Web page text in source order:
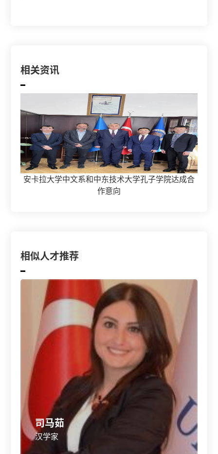
相关资讯
安卡拉大学中文系和中东技术大学孔子学院达成合
作意向
相似人才推荐
司马茹
汉学家